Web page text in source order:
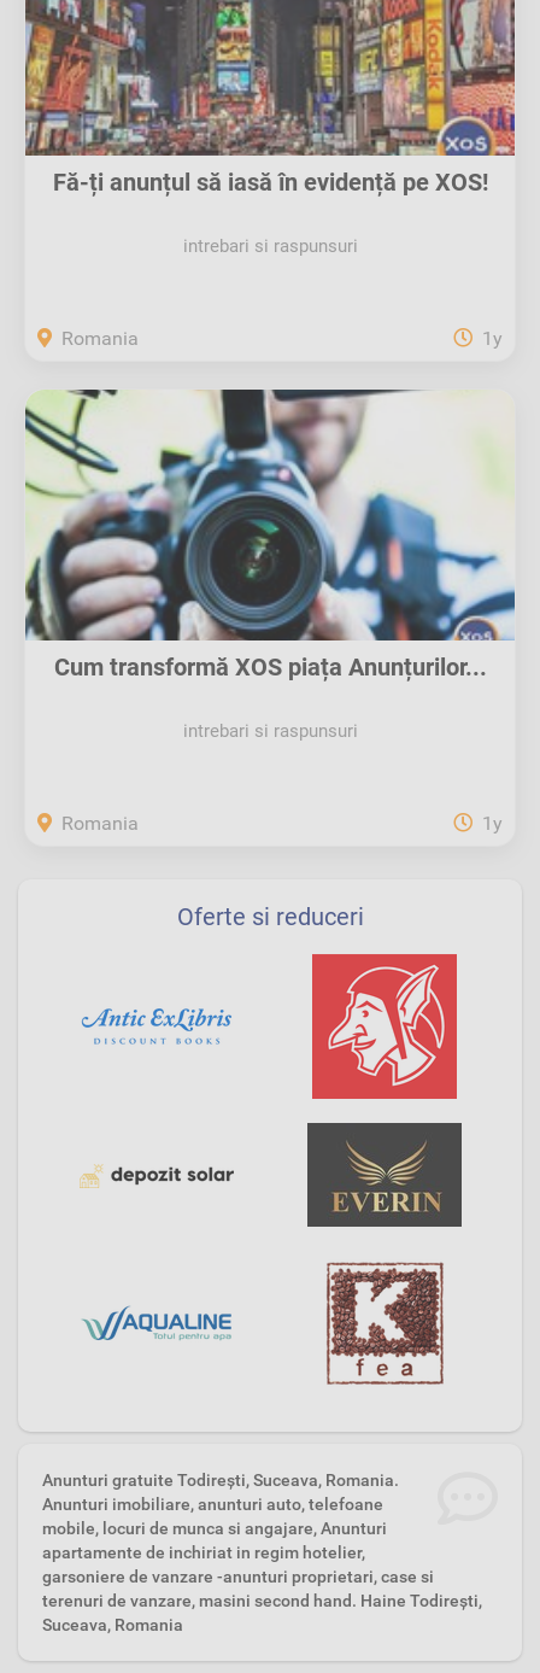
Fă-ți anunțul să iasă în evidență pe XOS!
intrebari si raspunsuri
Romania 1y
Cum transformă XOS piața Anunțurilor...
intrebari si raspunsuri
Romania 1y
Oferte si reduceri
Anunturi gratuite Todireşti, Suceava, Romania.
Anunturi imobiliare, anunturi auto, telefoane
mobile, locuri de munca si angajare, Anunturi
apartamente de inchiriat in regim hotelier,
garsoniere de vanzare -anunturi proprietari, case si
terenuri de vanzare, masini second hand. Haine Todireşti,
Suceava, Romania